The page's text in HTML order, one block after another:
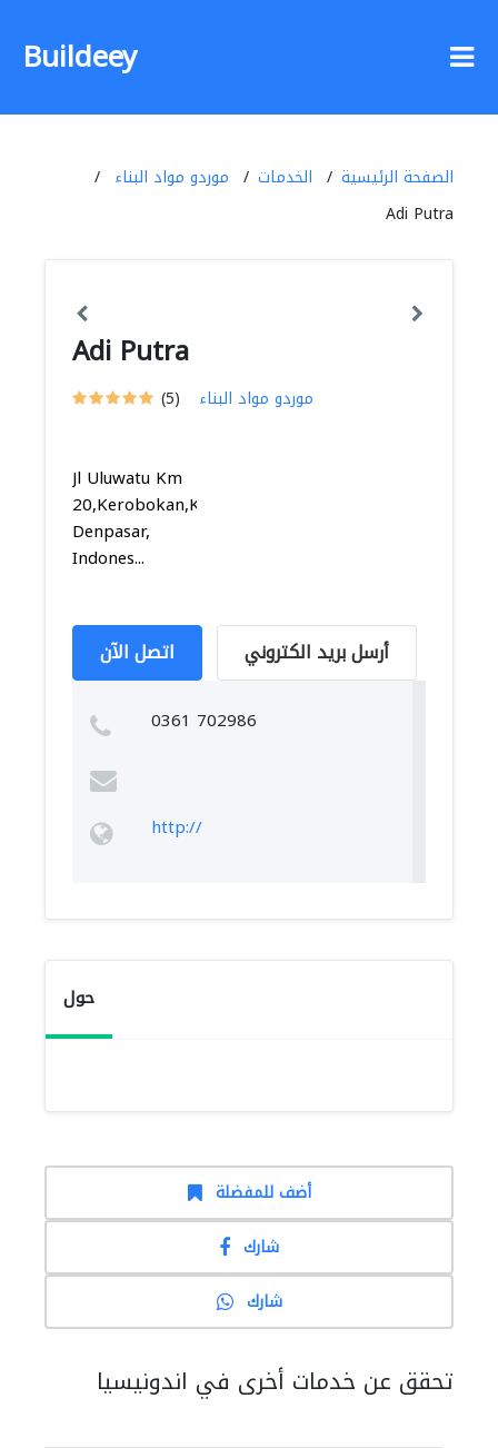
Buildeey
الصفحة الرئيسية الخدمات
موردو مواد البناء
Adi Putra
Adi Putra
(5) موردو مواد البناء
Jl Uluwatu Km
20,Kerobokan,Kuta,
Denpasar,
Indones...
اتصل الآن أرسل بريد الكتروني
0361 702986
http://
حول
أضف للمفضلة
شارك
شارك
تحقق عن خدمات أخرى في اندونيسيا